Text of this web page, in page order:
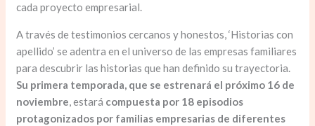
cada proyecto empresarial.
A través de testimonios cercanos y honestos, ‘Historias con
apellido’ se adentra en el universo de las empresas familiares
para descubrir las historias que han definido su trayectoria.
Su primera temporada, que se estrenará el próximo 16 de
noviembre, estará compuesta por 18 episodios
protagonizados por familias empresarias de diferentes